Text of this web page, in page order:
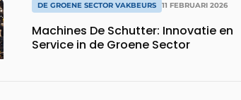
DE GROENE SECTOR VAKBEURS 11 FEBRUARI 2026
Machines De Schutter: Innovatie en
Service in de Groene Sector